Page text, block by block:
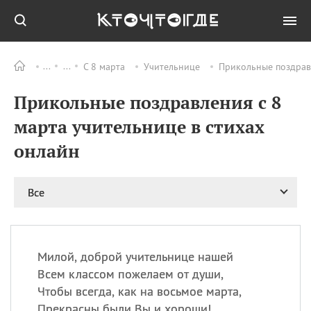
С 8 марта Учительнице Прикольные
Прикольные поздравления с 8
марта учительнице в стихах
онлайн
Все
Милой, доброй учительнице нашей
Всем классом пожелаем от души,
Чтобы всегда, как на восьмое марта,
ПРАЗДНИКИ Все
06.08 Преображение
Господне у западных
христиан
07.08 День ассирийских
07.08 Национальный день
маяка
07.08 Годовщина битвы при
Бояка